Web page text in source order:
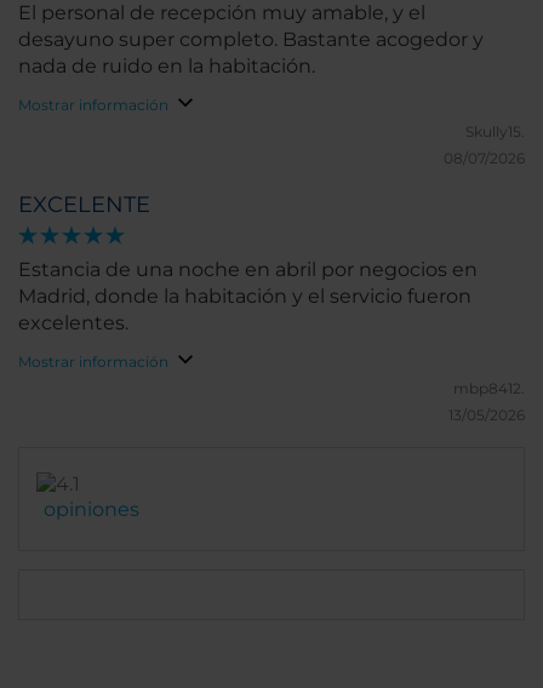
El personal de recepción muy amable, y el
desayuno super completo. Bastante acogedor y
nada de ruido en la habitación.
Mostrar información
Skully15.
08/07/2026
EXCELENTE
Estancia de una noche en abril por negocios en
Madrid, donde la habitación y el servicio fueron
excelentes.
Mostrar información
mbp8412.
13/05/2026
opiniones